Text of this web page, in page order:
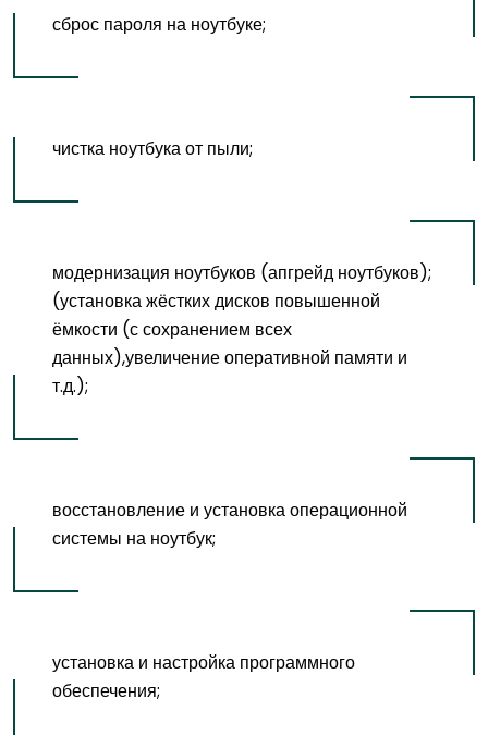
сброс пароля на ноутбуке;
чистка ноутбука от пыли;
модернизация ноутбуков (апгрейд ноутбуков);
(установка жёстких дисков повышенной
ёмкости (с сохранением всех
данных),увеличение оперативной памяти и
т.д.);
восстановление и установка операционной
системы на ноутбук;
установка и настройка программного
обеспечения;